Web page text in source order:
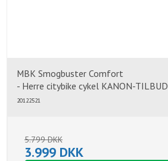
MBK Smogbuster Comfort
- Herre citybike cykel KANON-TILBUD
20122521
5.799 DKK
3.999 DKK